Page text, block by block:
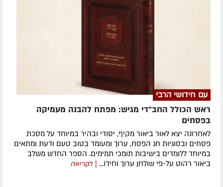
עם חידושי הרבי
ראש הכולל החב"די מגיש: מפתח להבנה מעמיקה
בפסחים
לאחרונה ​יצא לאור ביאור מקיף, יסודי ובהיר במיוחד על מסכת
פסחים ובסוגיות חג הפסח, ערוך ומעומד בטוב טעם ודעת ומתאים
במיוחד ללומדים בישיבות תומכי תמימים. ​הספר החדש משלב
ביאור רהוט על-פי שולחן ערוך וחידו...
| לקריאה